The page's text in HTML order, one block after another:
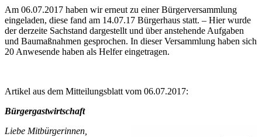
Am 06.07.2017 haben wir erneut zu einer Bürgerversammlung
eingeladen, diese fand am 14.07.17 Bürgerhaus statt. – Hier wurde
der derzeite Sachstand dargestellt und über anstehende Aufgaben
und Baumaßnahmen gesprochen. In dieser Versammlung haben sich
20 Anwesende haben als Helfer eingetragen.
Artikel aus dem Mitteilungsblatt vom 06.07.2017:
Bürgergastwirtschaft
Liebe Mitbürgerinnen,